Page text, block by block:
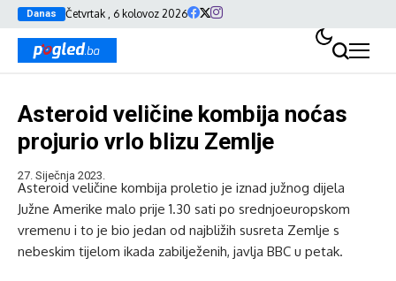
Danas Četvrtak , 6 kolovoz 2026
Asteroid veličine kombija noćas
projurio vrlo blizu Zemlje
27. Siječnja 2023.
Asteroid veličine kombija proletio je iznad južnog dijela
Južne Amerike malo prije 1.30 sati po srednjoeuropskom
vremenu i to je bio jedan od najbližih susreta Zemlje s
nebeskim tijelom ikada zabilježenih, javlja BBC u petak.